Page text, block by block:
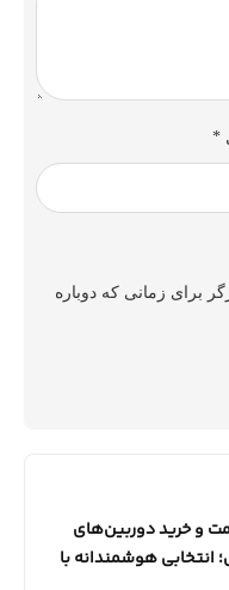
*
برای زمانی که دوباره
و خرید دوربین‌های
انتخابی هوشمندانه با